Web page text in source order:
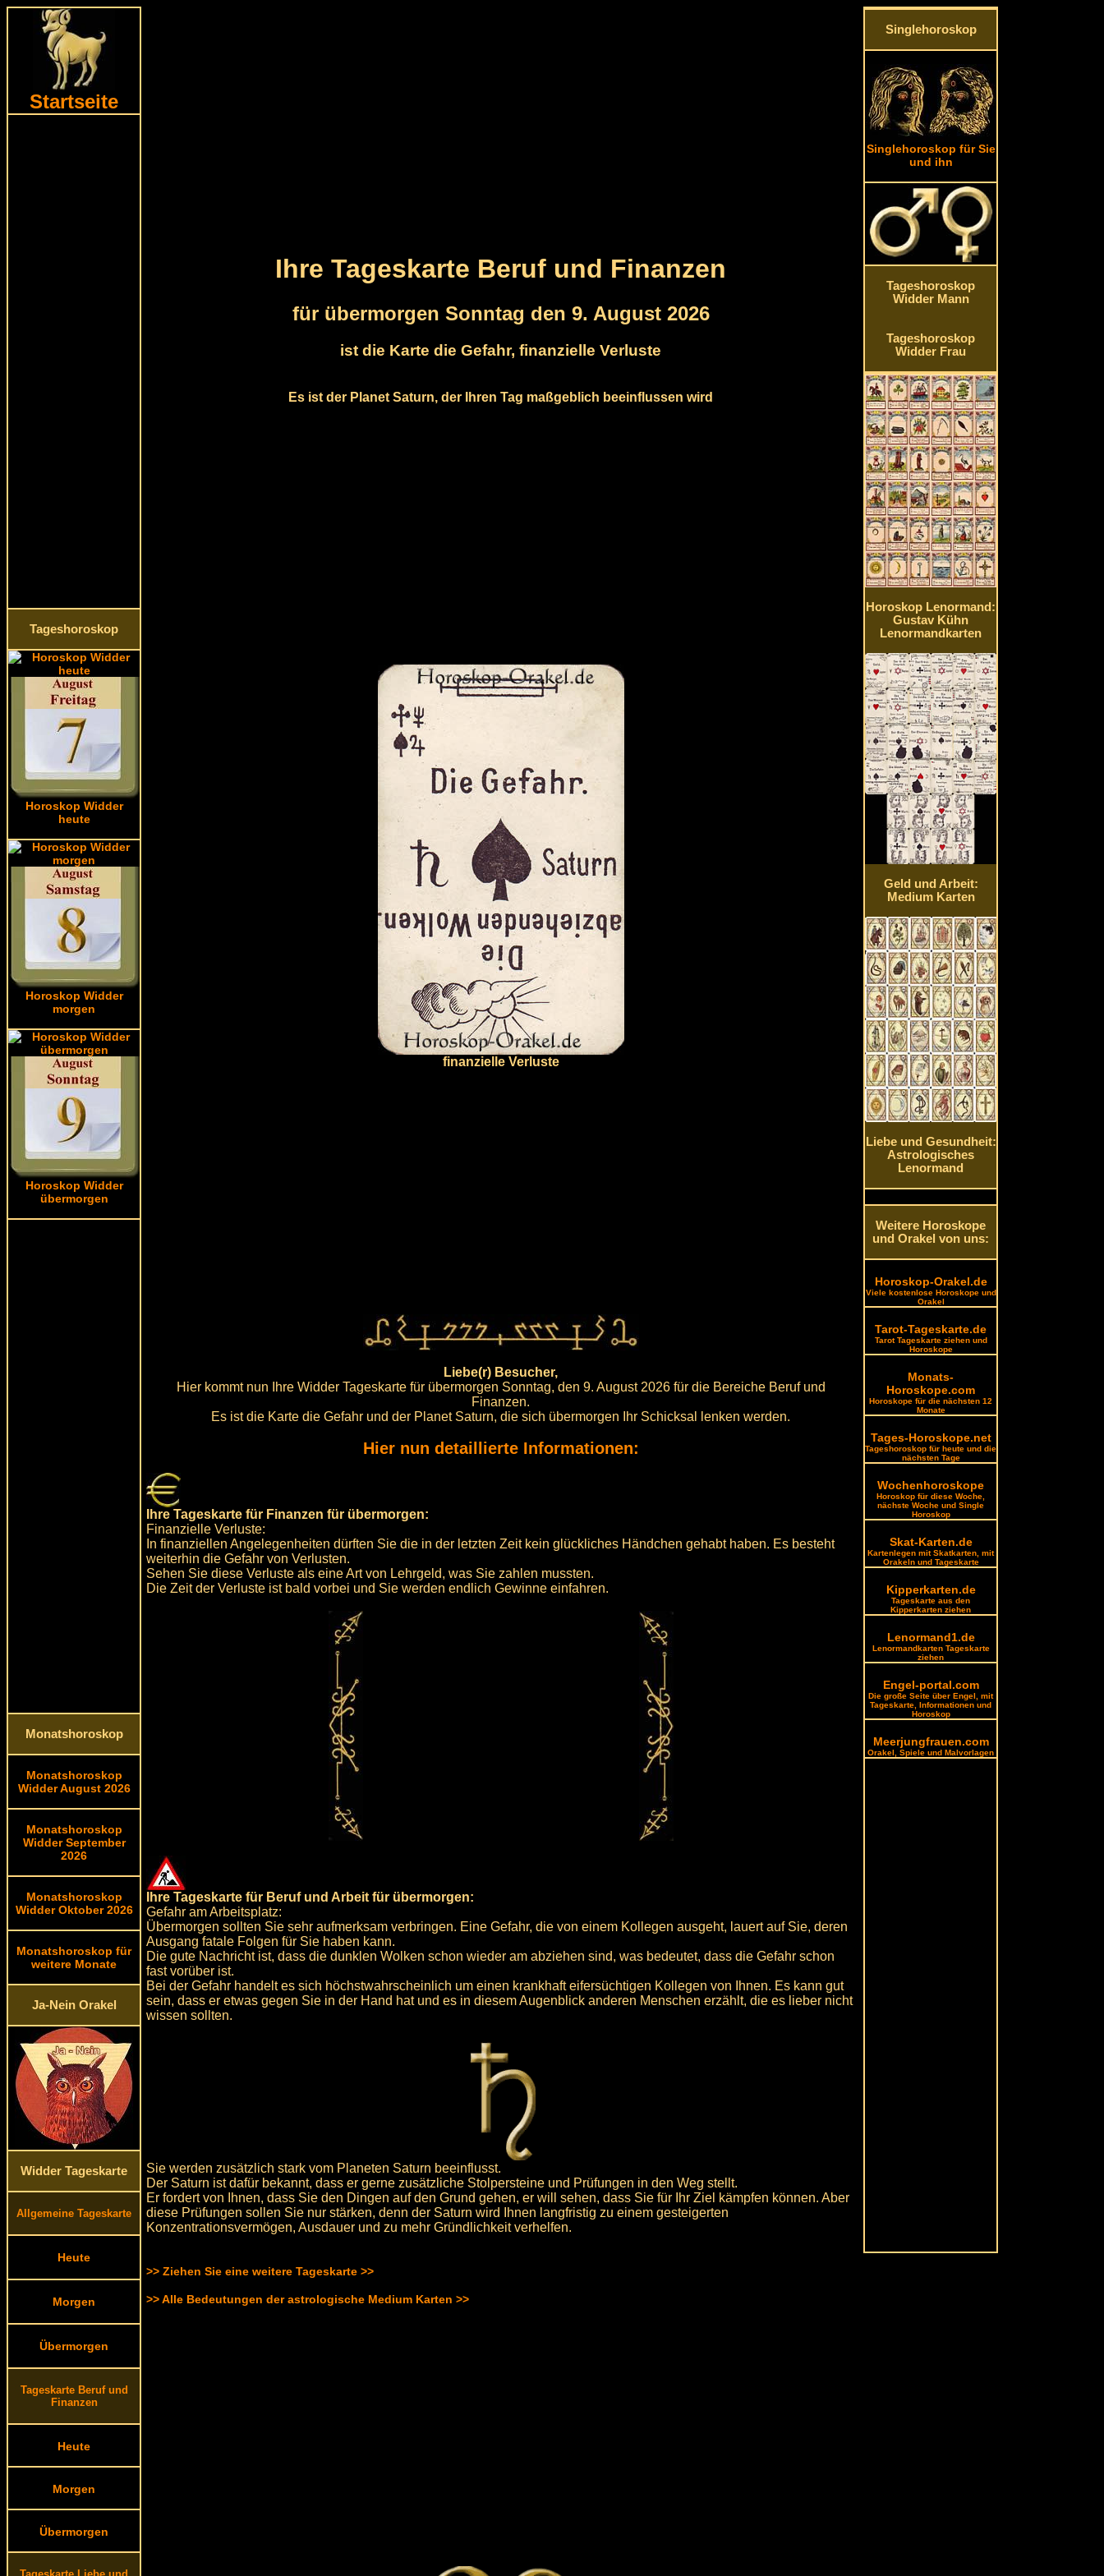
Startseite
Tageshoroskop
Horoskop Widder
heute
Horoskop Widder
morgen
Horoskop Widder
übermorgen
Monatshoroskop
Monatshoroskop
Widder August 2026
Monatshoroskop
Widder September
2026
Monatshoroskop
Widder Oktober 2026
Monatshoroskop für
weitere Monate
Ja-Nein Orakel
Widder Tageskarte
Allgemeine Tageskarte
Heute
Morgen
Übermorgen
Tageskarte Beruf und
Finanzen
Heute
Morgen
Übermorgen
Ihre Tageskarte Beruf und Finanzen
für übermorgen Sonntag den 9. August 2026
ist die Karte die Gefahr, finanzielle Verluste
Es ist der Planet Saturn, der Ihren Tag maßgeblich beeinflussen wird
finanzielle Verluste
Liebe(r) Besucher,
Hier kommt nun Ihre Widder Tageskarte für übermorgen Sonntag, den 9. August 2026 für die Bereiche Beruf und
Finanzen.
Es ist die Karte die Gefahr und der Planet Saturn, die sich übermorgen Ihr Schicksal lenken werden.
Hier nun detaillierte Informationen:
Ihre Tageskarte für Finanzen für übermorgen:
Finanzielle Verluste:
In finanziellen Angelegenheiten dürften Sie die in der letzten Zeit kein glückliches Händchen gehabt haben. Es besteht
weiterhin die Gefahr von Verlusten.
Sehen Sie diese Verluste als eine Art von Lehrgeld, was Sie zahlen mussten.
Die Zeit der Verluste ist bald vorbei und Sie werden endlich Gewinne einfahren.
Ihre Tageskarte für Beruf und Arbeit für übermorgen:
Gefahr am Arbeitsplatz:
Übermorgen sollten Sie sehr aufmerksam verbringen. Eine Gefahr, die von einem Kollegen ausgeht, lauert auf Sie, deren
Ausgang fatale Folgen für Sie haben kann.
Die gute Nachricht ist, dass die dunklen Wolken schon wieder am abziehen sind, was bedeutet, dass die Gefahr schon
fast vorüber ist.
Bei der Gefahr handelt es sich höchstwahrscheinlich um einen krankhaft eifersüchtigen Kollegen von Ihnen. Es kann gut
sein, dass er etwas gegen Sie in der Hand hat und es in diesem Augenblick anderen Menschen erzählt, die es lieber nicht
wissen sollten.
Sie werden zusätzlich stark vom Planeten Saturn beeinflusst.
Der Saturn ist dafür bekannt, dass er gerne zusätzliche Stolpersteine und Prüfungen in den Weg stellt.
Er fordert von Ihnen, dass Sie den Dingen auf den Grund gehen, er will sehen, dass Sie für Ihr Ziel kämpfen können. Aber
diese Prüfungen sollen Sie nur stärken, denn der Saturn wird Ihnen langfristig zu einem gesteigerten
Konzentrationsvermögen, Ausdauer und zu mehr Gründlichkeit verhelfen.
>> Ziehen Sie eine weitere Tageskarte >>
>> Alle Bedeutungen der astrologische Medium Karten >>
Singlehoroskop
Singlehoroskop für Sie
und ihn
Tageshoroskop
Widder Mann
Tageshoroskop
Widder Frau
Horoskop Lenormand:
Gustav Kühn
Lenormandkarten
Geld und Arbeit:
Medium Karten
Liebe und Gesundheit:
Astrologisches
Lenormand
Weitere Horoskope
und Orakel von uns:
Horoskop-Orakel.de
Viele kostenlose Horoskope und
Orakel
Tarot-Tageskarte.de
Tarot Tageskarte ziehen und
Horoskope
Monats-
Horoskope.com
Horoskope für die nächsten 12
Monate
Tages-Horoskope.net
Tageshoroskop für heute und die
nächsten Tage
Wochenhoroskope
Horoskop für diese Woche,
nächste Woche und Single
Horoskop
Skat-Karten.de
Kartenlegen mit Skatkarten, mit
Orakeln und Tageskarte
Kipperkarten.de
Tageskarte aus den
Kipperkarten ziehen
Lenormand1.de
Lenormandkarten Tageskarte
ziehen
Engel-portal.com
Die große Seite über Engel, mit
Tageskarte, Informationen und
Horoskop
Meerjungfrauen.com
Orakel, Spiele und Malvorlagen